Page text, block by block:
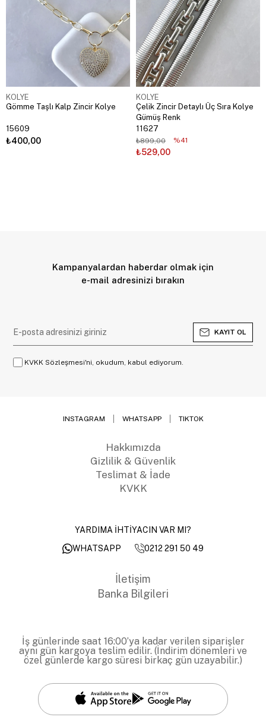
KOLYE
Gömme Taşlı Kalp Zincir Kolye
15609
₺400,00
KOLYE
Çelik Zincir Detaylı Üç Sıra Kolye
Gümüş Renk
11627
₺529,00
₺899,00 %41
Kampanyalardan haberdar olmak için
e-mail adresinizi bırakın
KAYIT OL
KVKK Sözleşmesi'ni, okudum, kabul ediyorum.
INSTAGRAM WHATSAPP TIKTOK
Hakkımızda
Gizlilik & Güvenlik
Teslimat & İade
KVKK
YARDIMA İHTİYACIN VAR MI?
WHATSAPP
0212 291 50 49
İletişim
Banka Bilgileri
İş günlerinde saat 16:00’ya kadar verilen siparişler
aynı gün kargoya teslim edilir. (İndirim dönemleri ve
özel günlerde kargo süresi birkaç gün uzayabilir.)